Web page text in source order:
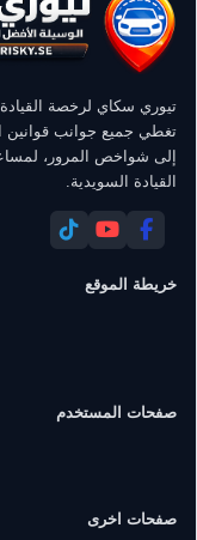
تيوري سكاي لرخصة
تغطي جميع جوانب قوانين
إلى شواخص المرور،
القيادة السويدية.
خريطة الموقع
صفحات المستخدم
صفحات اخرى